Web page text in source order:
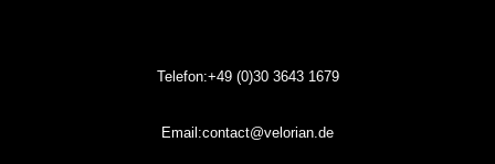
Telefon:+49 (0)3036431679
Email:contact@velorian.de